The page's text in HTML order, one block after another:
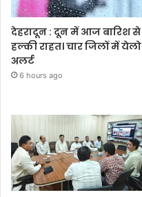
देहरादून : दून में आज बारिश से
हल्की राहत। चार जिलों में येलो
अलर्ट
6 hours ago